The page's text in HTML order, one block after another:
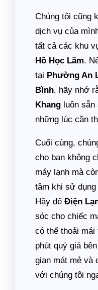
Chúng tôi cũng
dịch vụ của
tất cả các khu
Hồ Học Lãm.
tại Phường An
Bình, hãy nhớ
Khang luôn sẵn
những lúc cần
Cuối cùng,
cho bạn không
máy lạnh mà
tâm khi sử
Hãy để Điện
sóc cho chiếc
có thể thoải
phút quý giá
gian mát mẻ và
với chúng tôi